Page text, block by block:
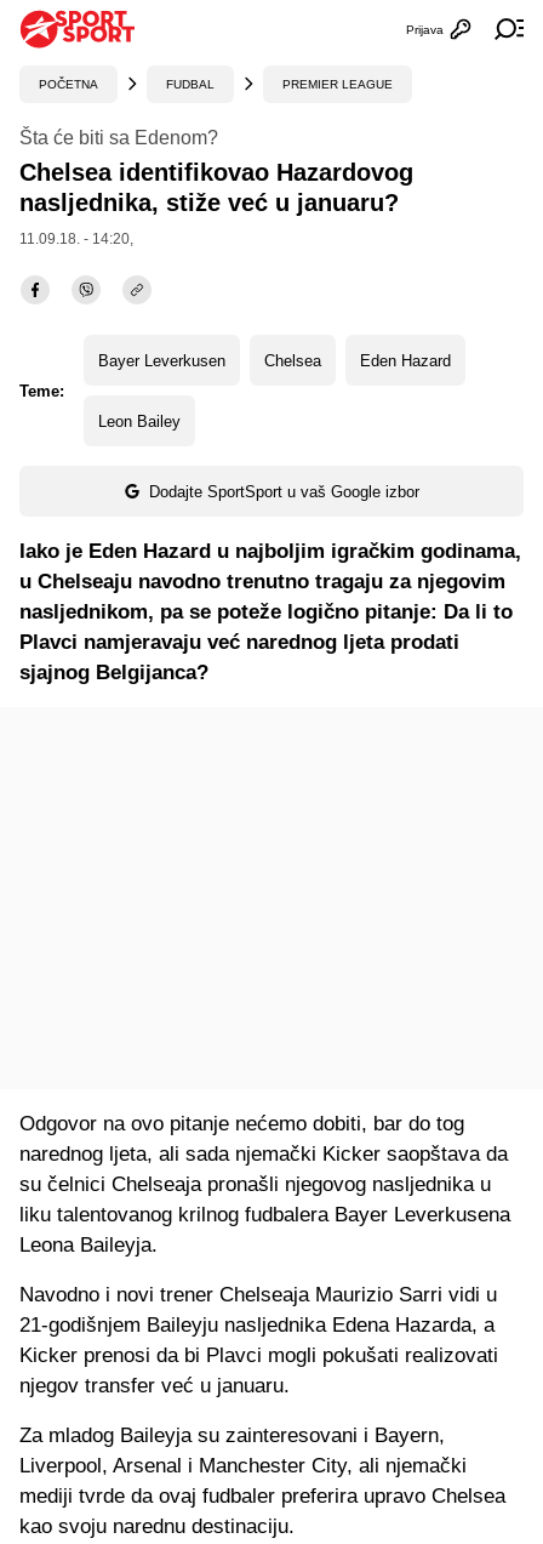
Otvori
Prijava
POČETNA FUDBAL PREMIER LEAGUE
Šta će biti sa Edenom?
Chelsea identifikovao Hazardovog
nasljednika, stiže već u januaru?
11.09.18. - 14:20,
Teme:
Bayer Leverkusen Chelsea Eden Hazard
Leon Bailey
Dodajte SportSport u vaš Google izbor
Iako je Eden Hazard u najboljim igračkim godinama,
u Chelseaju navodno trenutno tragaju za njegovim
nasljednikom, pa se poteže logično pitanje: Da li to
Plavci namjeravaju već narednog ljeta prodati
sjajnog Belgijanca?
Odgovor na ovo pitanje nećemo dobiti, bar do tog
narednog ljeta, ali sada njemački Kicker saopštava da
su čelnici Chelseaja pronašli njegovog nasljednika u
liku talentovanog krilnog fudbalera Bayer Leverkusena
Leona Baileyja.
Navodno i novi trener Chelseaja Maurizio Sarri vidi u
21-godišnjem Baileyju nasljednika Edena Hazarda, a
Kicker prenosi da bi Plavci mogli pokušati realizovati
njegov transfer već u januaru.
Za mladog Baileyja su zainteresovani i Bayern,
Liverpool, Arsenal i Manchester City, ali njemački
mediji tvrde da ovaj fudbaler preferira upravo Chelsea
kao svoju narednu destinaciju.